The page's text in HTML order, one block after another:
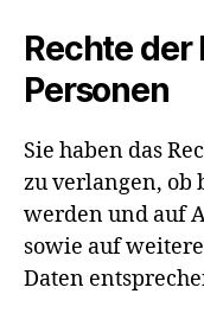
Rechte
Personen
Sie haben das
zu verlangen, ob
werden und auf
sowie auf
Daten